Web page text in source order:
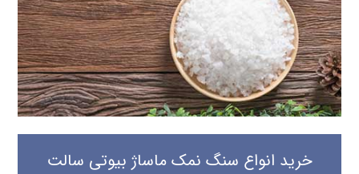
خرید انواع سنگ نمک ماساژ بیوتی سالت